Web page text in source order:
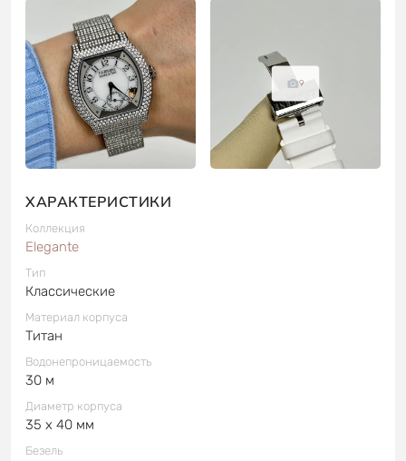
9
ХАРАКТЕРИСТИКИ
Коллекция
Elegante
Тип
Классические
Материал корпуса
Титан
Водонепроницаемость
30 м
Диаметр корпуса
35 x 40 мм
Безель